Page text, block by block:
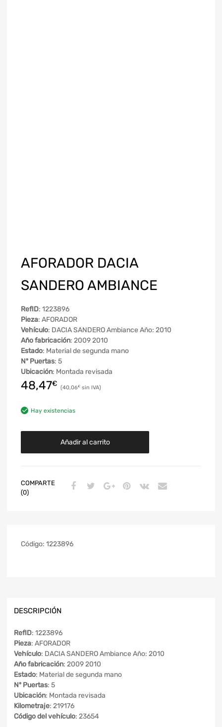
AFORADOR DACIA
SANDERO AMBIANCE
RefID: 1223896
Pieza: AFORADOR
Vehículo: DACIA SANDERO Ambiance Año: 2010
Año fabricación: 2009 2010
Estado: Material de segunda mano
Nº Puertas: 5
Ubicación: Montada revisada
48,47€ 40,06€
Hay existencias
Añadir al carrito
COMPARTE
(0)
Código: 1223896
DESCRIPCIÓN
RefID: 1223896
Pieza: AFORADOR
Vehículo: DACIA SANDERO Ambiance Año: 2010
Año fabricación: 2009 2010
Estado: Material de segunda mano
Nº Puertas: 5
Ubicación: Montada revisada
Kilometraje: 219176
Código del vehículo: 23654